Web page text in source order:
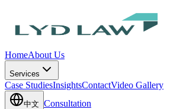
HomeAbout Us
Services
Case StudiesInsightsContactVideo Gallery
中文 Consultation